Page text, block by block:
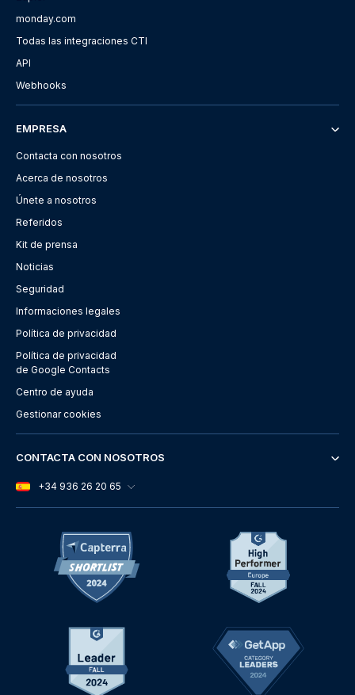
monday.com
Todas las integraciones CTI
API
Webhooks
EMPRESA
Contacta con nosotros
Acerca de nosotros
Únete a nosotros
Referidos
Kit de prensa
Noticias
Seguridad
Informaciones legales
Política de privacidad
Política de privacidad
de Google Contacts
Centro de ayuda
Gestionar cookies
CONTACTA CON NOSOTROS
+34 936 26 20 65